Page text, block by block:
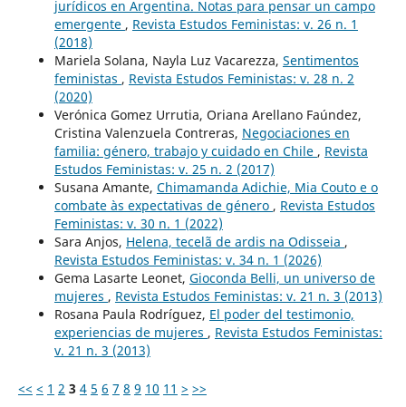
jurídicos en Argentina. Notas para pensar un campo
emergente , Revista Estudos Feministas: v. 26 n. 1
(2018)
Mariela Solana, Nayla Luz Vacarezza, Sentimentos
feministas , Revista Estudos Feministas: v. 28 n. 2
(2020)
Verónica Gomez Urrutia, Oriana Arellano Faúndez,
Cristina Valenzuela Contreras, Negociaciones en
familia: género, trabajo y cuidado en Chile , Revista
Estudos Feministas: v. 25 n. 2 (2017)
Susana Amante, Chimamanda Adichie, Mia Couto e o
combate às expectativas de género , Revista Estudos
Feministas: v. 30 n. 1 (2022)
Sara Anjos, Helena, tecelã de ardis na Odisseia ,
Revista Estudos Feministas: v. 34 n. 1 (2026)
Gema Lasarte Leonet, Gioconda Belli, un universo de
mujeres , Revista Estudos Feministas: v. 21 n. 3 (2013)
Rosana Paula Rodríguez, El poder del testimonio,
experiencias de mujeres , Revista Estudos Feministas:
v. 21 n. 3 (2013)
<< < 1 2 3 4 5 6 7 8 9 10 11 > >>